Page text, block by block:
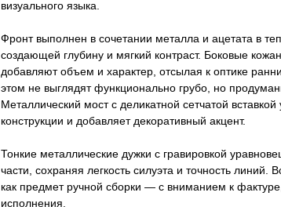
визуального языка.
Фронт выполнен в сочетании металла и ацетата в
создающей глубину и мягкий контраст. Боковые
добавляют объем и характер, отсылая к оптике
этом не выглядят функционально грубо, но
Металлический мост с деликатной сетчатой вставкой
конструкции и добавляет декоративный акцент.
Тонкие металлические дужки с гравировкой
части, сохраняя легкость силуэта и точность линий.
как предмет ручной сборки — с вниманием к
исполнения.